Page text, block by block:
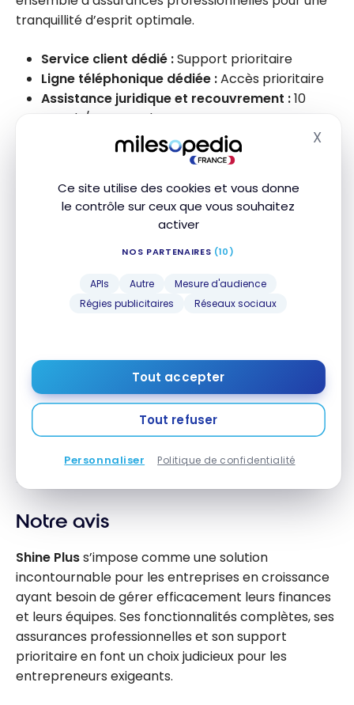
Ce site utilise des cookies et vous donne
le contrôle sur ceux que vous souhaitez
activer
NOS PARTENAIRES (10)
APIs Autre
Mesure d'audience
Régies publicitaires
Réseaux sociaux
Tout accepter
Tout refuser
Personnaliser Politique de confidentialité
X
tranquillité d’esprit optimale.
Service client dédié :Support prioritaire
Ligne téléphonique dédiée :Accès prioritaire
Assistance juridique et recouvrement :10
appels/an pour chaque
Assistance hospitalisation :100 €/jour (jusqu’à
remboursés (franchise 50 €)
Retard de transport :50 €/h (jusqu’à 1 000 €)
Accès à une bibliothèque de contrats
Disponible
Offres partenaires :
Nombreuses
Frais et Conditions
Frais annuels
Notre avis
Shine Pluss’impose comme une solution
incontournable pour les entreprises en croissance
ayant besoin de gérer efficacement leurs finances
et leurs équipes. Ses fonctionnalités complètes, ses
assurances professionnelles et son support
prioritaire en font un choix judicieux pour les
entrepreneurs exigeants.